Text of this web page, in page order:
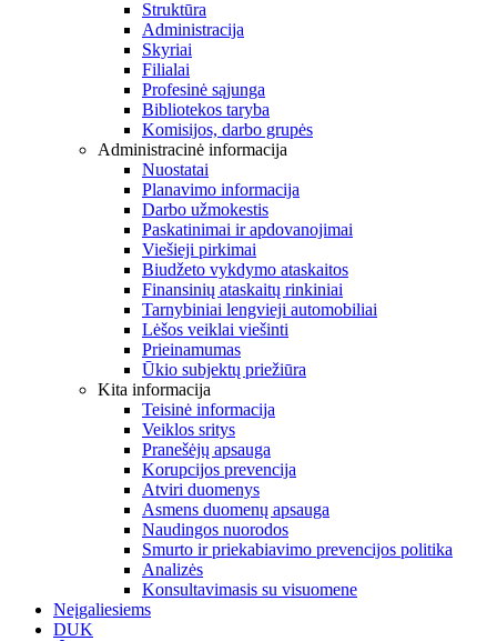
Struktūra
Administracija
Skyriai
Filialai
Profesinė sąjunga
Bibliotekos taryba
Komisijos, darbo grupės
Administracinė informacija
Nuostatai
Planavimo informacija
Darbo užmokestis
Paskatinimai ir apdovanojimai
Viešieji pirkimai
Biudžeto vykdymo ataskaitos
Finansinių ataskaitų rinkiniai
Tarnybiniai lengvieji automobiliai
Lėšos veiklai viešinti
Prieinamumas
Ūkio subjektų priežiūra
Kita informacija
Teisinė informacija
Veiklos sritys
Pranešėjų apsauga
Korupcijos prevencija
Atviri duomenys
Asmens duomenų apsauga
Naudingos nuorodos
Smurto ir priekabiavimo prevencijos politika
Analizės
Konsultavimasis su visuomene
Neįgaliesiems
DUK